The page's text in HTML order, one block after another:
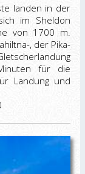
landen in der
im Sheldon
von 1700 m.
, der Pika-
für die
Landung und